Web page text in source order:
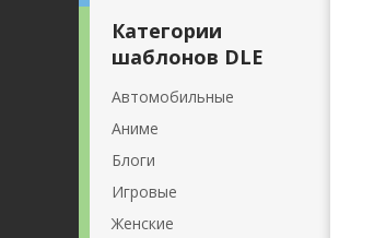
Категории
шаблонов DLE
Автомобильные
Аниме
Блоги
Игровые
Женские